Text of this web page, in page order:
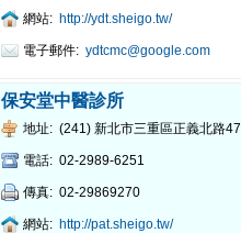
網站: http://ydt.sheigo.tw/
電子郵件: ydtcmc@google.com
保安堂中醫診所
地址: (241) 新北市三重區正義北路
電話: 02-2989-6251
傳真: 02-29869270
網站: http://pat.sheigo.tw/